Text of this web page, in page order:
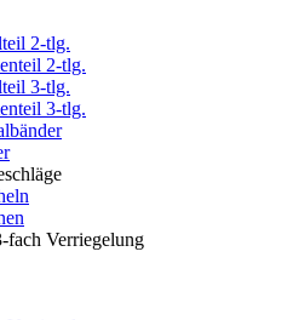
2-tlg.
2-tlg.
3-tlg.
3-tlg.
fach Verriegelung